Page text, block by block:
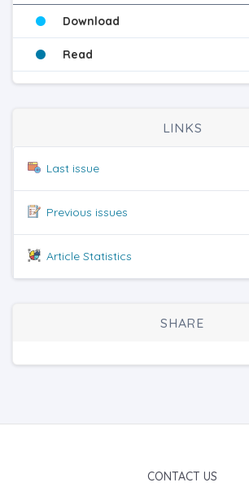
Download
Read
LINKS
Last issue
Previous issues
Article Statistics
SHARE
CONTACT US